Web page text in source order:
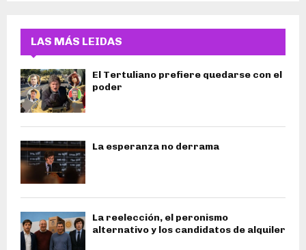
LAS MÁS LEIDAS
El Tertuliano prefiere quedarse con el
poder
La esperanza no derrama
La reelección, el peronismo
alternativo y los candidatos de alquiler